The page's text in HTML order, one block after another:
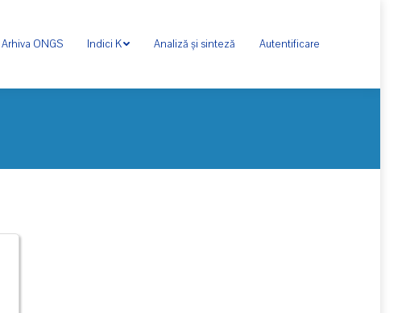
Arhiva ONGS Indici K Analiză și sinteză Autentificare